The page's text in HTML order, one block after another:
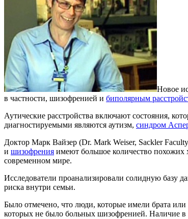
Новое
в частности, шизофренией и биполярным
Аутические расстройства включают состояния,
диагностируемыми являются аутизм, синдром
Доктор Марк Вайзер (Dr. Mark Weiser, Sackler
и шизофрения имеют большое количество
современном мире.
Исследователи проанализировали солидную базу
риска внутри семьи.
Было отмечено, что люди, которые имели брата
которых не было больных шизофренией. Наличие в